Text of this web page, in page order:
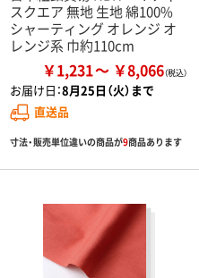
スクエア 無地 生地 綿100%
シャーティング オレンジ オ
レンジ系 巾約110cm
￥1,231 ￥8,066
お届け日：8月25日（火）まで
直送品
寸法・販売単位違いの商品が9商品あります